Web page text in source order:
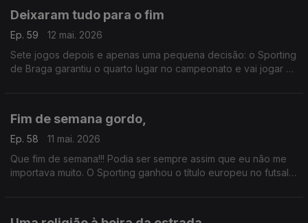
Deixaram tudo para o fim
Ep. 59
12 mai. 2026
Sete jogos depois e apenas uma pequena decisão: o Sporting
de Braga garantiu o quarto lugar no campeonato e vai jogar as
Fim de semana gordo,
Ep. 58
11 mai. 2026
Que fim de semana!!! Podia ser sempre assim que eu não me
importava muito. O Sporting ganhou o título europeu no futsal.